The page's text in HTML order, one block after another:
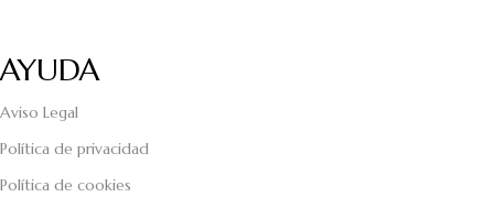
AYUDA
Aviso Legal
Política de privacidad
Política de cookies